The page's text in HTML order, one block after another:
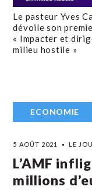
Le pasteur Yves
dévoile son
« Impacter et
milieu hostile »
ECONOMIE
5 AOÛT 2021 LE
L’AMF
millions